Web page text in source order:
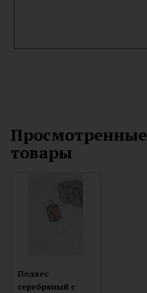
Просмотренные
товары
Подвес
серебряный с